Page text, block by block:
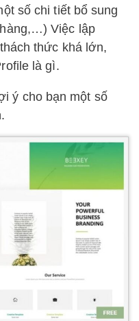
số chi tiết bổ sung
Việc lập
thức khá lớn,
là gì.
ý cho bạn một số